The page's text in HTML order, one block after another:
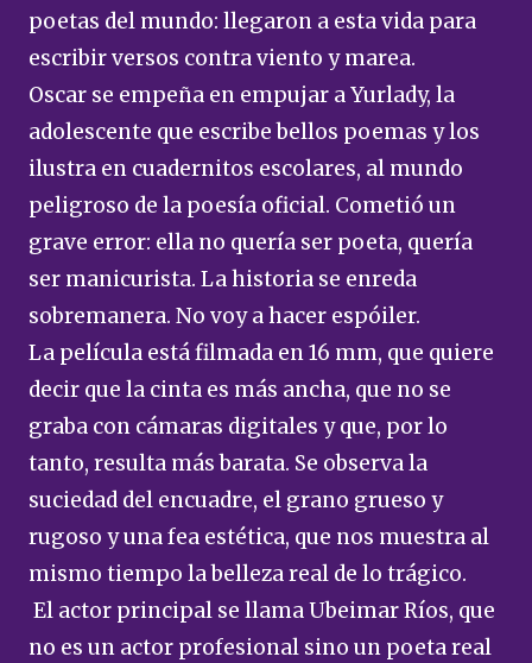
poetas del mundo: llegaron a esta vida para
escribir versos contra viento y marea.
Oscar se empeña en empujar a Yurlady, la
adolescente que escribe bellos poemas y los
ilustra en cuadernitos escolares, al mundo
peligroso de la poesía oficial. Cometió un
grave error: ella no quería ser poeta, quería
ser manicurista. La historia se enreda
sobremanera. No voy a hacer espóiler.
La película está filmada en 16 mm, que quiere
decir que la cinta es más ancha, que no se
graba con cámaras digitales y que, por lo
tanto, resulta más barata. Se observa la
suciedad del encuadre, el grano grueso y
rugoso y una fea estética, que nos muestra al
mismo tiempo la belleza real de lo trágico.
El actor principal se llama Ubeimar Ríos, que
no es un actor profesional sino un poeta real